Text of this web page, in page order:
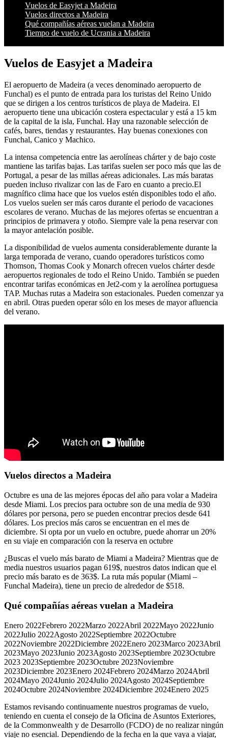
Vuelos de Easyjet a Madeira
Vuelos directos a Madeira
Qué compañías aéreas vuelan a Madeira
Tiempo de vuelo de Ucrania a Madeira
Vuelos de Easyjet a Madeira
El aeropuerto de Madeira (a veces denominado aeropuerto de
Funchal) es el punto de entrada para los turistas del Reino Unido
que se dirigen a los centros turísticos de playa de Madeira. El
aeropuerto tiene una ubicación costera espectacular y está a 15 km
de la capital de la isla, Funchal. Hay una razonable selección de
cafés, bares, tiendas y restaurantes. Hay buenas conexiones con
Funchal, Canico y Machico.
La intensa competencia entre las aerolíneas chárter y de bajo coste
mantiene las tarifas bajas. Las tarifas suelen ser poco más que las de
Portugal, a pesar de las millas aéreas adicionales. Las más baratas
pueden incluso rivalizar con las de Faro en cuanto a precio.El
magnífico clima hace que los vuelos estén disponibles todo el año.
Los vuelos suelen ser más caros durante el periodo de vacaciones
escolares de verano. Muchas de las mejores ofertas se encuentran a
principios de primavera y otoño. Siempre vale la pena reservar con
la mayor antelación posible.
La disponibilidad de vuelos aumenta considerablemente durante la
larga temporada de verano, cuando operadores turísticos como
Thomson, Thomas Cook y Monarch ofrecen vuelos chárter desde
aeropuertos regionales de todo el Reino Unido. También se pueden
encontrar tarifas económicas en Jet2-com y la aerolínea portuguesa
TAP. Muchas rutas a Madeira son estacionales. Pueden comenzar ya
en abril. Otras pueden operar sólo en los meses de mayor afluencia
del verano.
Vuelos directos a Madeira
Octubre es una de las mejores épocas del año para volar a Madeira
desde Miami. Los precios para octubre son de una media de 930
dólares por persona, pero se pueden encontrar precios desde 641
dólares. Los precios más caros se encuentran en el mes de
diciembre. Si opta por un vuelo en octubre, puede ahorrar un 20%
en su viaje en comparación con la reserva en octubre
¿Buscas el vuelo más barato de Miami a Madeira? Mientras que de
media nuestros usuarios pagan 619$, nuestros datos indican que el
precio más barato es de 363$. La ruta más popular (Miami –
Funchal Madeira), tiene un precio de alrededor de $518.
Qué compañías aéreas vuelan a Madeira
Enero 2022Febrero 2022Marzo 2022Abril 2022Mayo 2022Junio
2022Julio 2022Agosto 2022Septiembre 2022Octubre
2022Noviembre 2022Diciembre 2022Enero 2023Marco 2023Abril
2023Mayo 2023Junio 2023Agosto 2023Septiembre 2023Octubre
2023 2023Septiembre 2023Octubre 2023Noviembre
2023Diciembre 2023Enero 2024Febrero 2024Marzo 2024Abril
2024Mayo 2024Junio 2024Julio 2024Agosto 2024Septiembre
2024Octubre 2024Noviembre 2024Diciembre 2024Enero 2025
Estamos revisando continuamente nuestros programas de vuelo,
teniendo en cuenta el consejo de la Oficina de Asuntos Exteriores,
de la Commonwealth y de Desarrollo (FCDO) de no realizar ningún
viaje no esencial. Dependiendo de la fecha en la que vaya a viajar,